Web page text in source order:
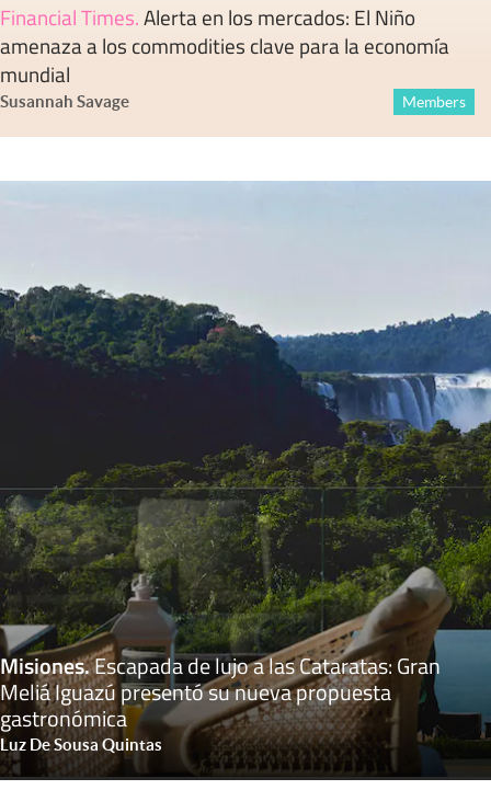
Financial Times.Alerta en los mercados: El Niño
amenaza a los commodities clave para la economía
mundial
Susannah Savage Members
Misiones.Escapada de lujo a las Cataratas: Gran
Meliá Iguazú presentó su nueva propuesta
gastronómica
Luz De Sousa Quintas